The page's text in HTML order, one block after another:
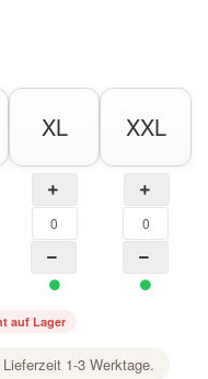
XL XXL
auf Lager
1-3 Werktage.